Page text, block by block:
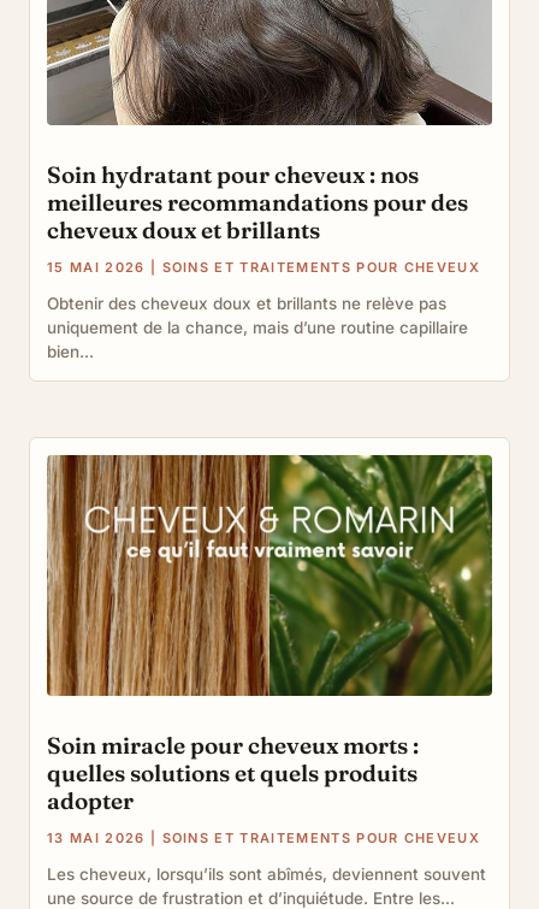
Soin hydratant pour cheveux : nos
meilleures recommandations pour des
cheveux doux et brillants
15 MAI 2026 SOINS ET TRAITEMENTS POUR CHEVEUX
Obtenir des cheveux doux et brillants ne relève pas
uniquement de la chance, mais d’une routine capillaire
bien...
Soin miracle pour cheveux morts :
quelles solutions et quels produits
adopter
13 MAI 2026 SOINS ET TRAITEMENTS POUR CHEVEUX
Les cheveux, lorsqu’ils sont abîmés, deviennent souvent
une source de frustration et d’inquiétude. Entre les...